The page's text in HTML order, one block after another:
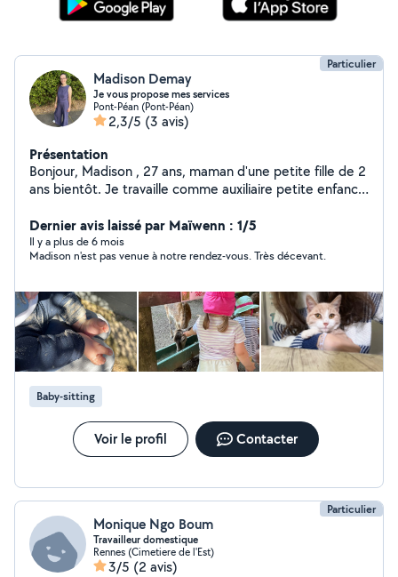
Particulier
Madison Demay
Je vous propose mes services
Pont-Péan (Pont-Péan)
2,3/5 (3 avis)
Présentation
Bonjour, Madison , 27 ans, maman d'une petite fille de 2
ans bientôt. Je travaille comme auxiliaire petite enfance
du babysitting, ainsi que de la garde d'animaux ! Aillant
été pendant de nombreuses année auxiliaire de vie , je
peux également faire votre ménage/repassage/faire
Dernier avis laissé par Maïwenn : 1/5
Il y a plus de 6 mois
Madison n'est pas venue à notre rendez-vous. Très décevant.
Baby-sitting
Voir le profil Contacter
Particulier
Monique Ngo Boum
Travailleur domestique
Rennes (Cimetiere de l'Est)
3/5 (2 avis)